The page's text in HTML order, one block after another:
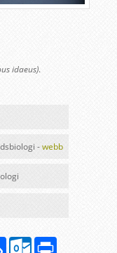
idaeus).
-webb
Copy
Outlook.com